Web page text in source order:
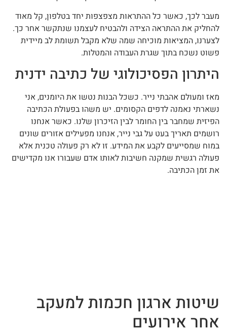
מעבר לכך, כאשר כל ההתראות מצפצפות יחד בטלפון, קל מאוד
להחליק את ההתראה הצידה ולהבטיח לעצמנו שנתקשר אחר כך.
לצערנו, המציאות מוכיחה שמה שלא מקבל תשומת לב מיידית
פשוט נשכח בתוך שגרת העבודה והמטלות.
היתרון הפסיכולוגי של כתיבה ידנית
מאז ומעולם אהבתי נייר. כשכל הבנות נטשו את היומנים, אני
נשארתי נאמנה לדפים הקסומים. יש משהו בפעולת הכתיבה
הפיזית שמחבר בין החומר לבין הזיכרון שלנו. כאשר אנחנו
רושמים תאריך בעט על גבי נייר, אנחנו מפעילים אזורים שונים
במוח שמסייעים לקבע את המידע. זו לא רק פעולה טכנית אלא
פעולה רגשית שמקנה חשיבות לאותו אדם שעבורו אנו מקדישים
את זמן הכתיבה.
שיטות ארגון חכמות למעקב
אחר אירועים